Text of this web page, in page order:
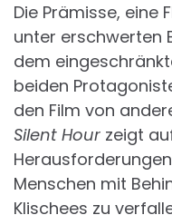
Die Prämisse, eine
unter erschwerten
dem
beiden
den Film von
Silent Hour zeigt
Menschen mit
Klischees zu